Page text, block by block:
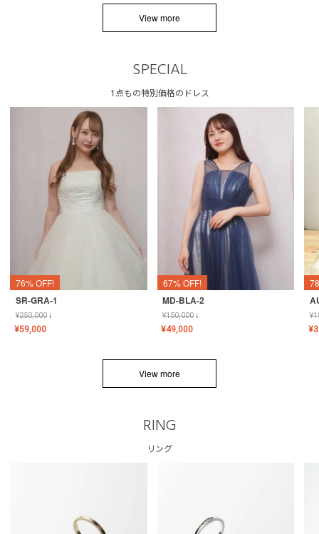
View more
SPECIAL
1点もの特別価格のドレス
76% OFF!
SR-GRA-1
¥250,000↓
¥59,000
67% OFF!
MD-BLA-2
¥150,000↓
¥49,000
¥
¥
View more
RING
リング